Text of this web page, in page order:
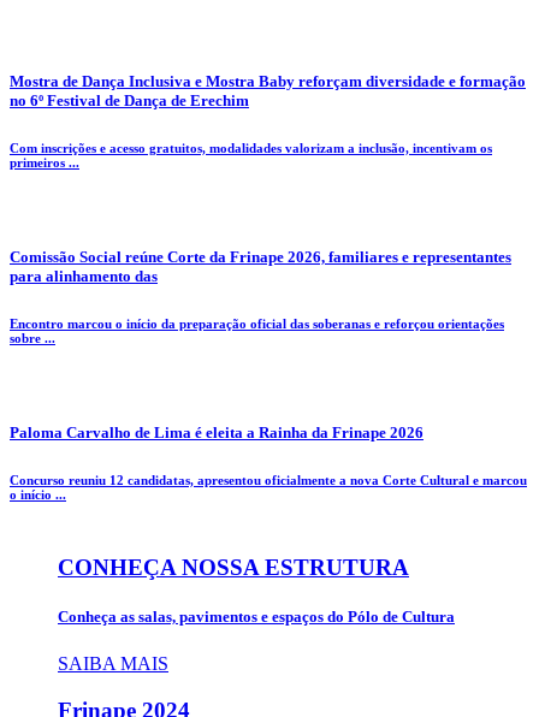
Mostra de Dança Inclusiva e Mostra Baby reforçam diversidade e formação
no 6º Festival de Dança de Erechim
Com inscrições e acesso gratuitos, modalidades valorizam a inclusão, incentivam os
primeiros ...
Comissão Social reúne Corte da Frinape 2026, familiares e representantes
para alinhamento das
Encontro marcou o início da preparação oficial das soberanas e reforçou orientações
sobre ...
Paloma Carvalho de Lima é eleita a Rainha da Frinape 2026
Concurso reuniu 12 candidatas, apresentou oficialmente a nova Corte Cultural e marcou
o início ...
CONHEÇA NOSSA ESTRUTURA
Conheça as salas, pavimentos e espaços do Pólo de Cultura
SAIBA MAIS
Frinape 2024